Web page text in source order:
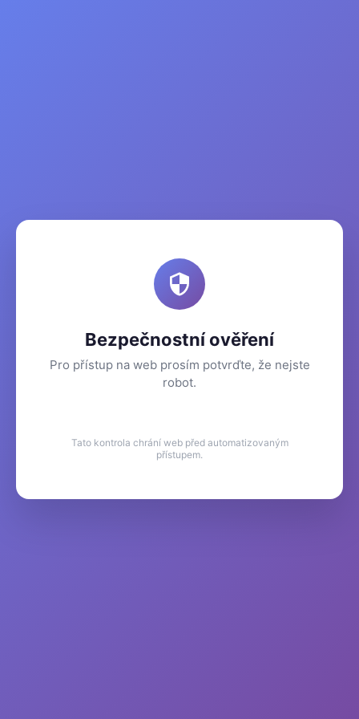
Bezpečnostní ověření
Pro přístup na web prosím potvrďte, že nejste
robot.
Tato kontrola chrání web před automatizovaným
přístupem.